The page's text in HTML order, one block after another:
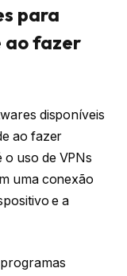
para
ao fazer
disponíveis
ao fazer
uso de VPNs
uma conexão
e a